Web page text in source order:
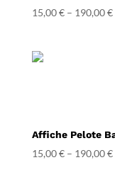
15,00€– 190,00€
Affiche Pelote
15,00€– 190,00€